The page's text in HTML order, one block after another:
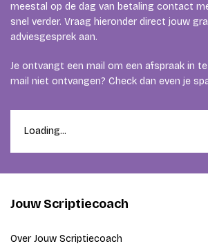
meestal op de dag van betaling contact
snel verder. Vraag hieronder direct jouw
adviesgesprek aan.
Je ontvangt een mail om een afspraak in te
mail niet ontvangen? Check dan even je
Loading...
Jouw Scriptiecoach
Over Jouw Scriptiecoach